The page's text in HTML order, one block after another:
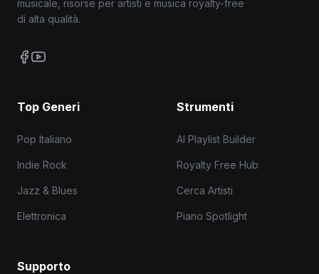
musicale, risorse per artisti e musica royalty-free
di alta qualità.
Top Generi
Pop Italiano
Indie Rock
Jazz & Blues
Elettronica
Strumenti
AI Playlist Builder
Royalty Free Hub
Cerca Artisti
Piano Spotlight
Supporto